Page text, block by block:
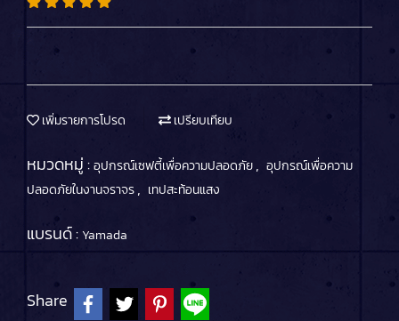
เพิ่มรายการโปรด เปรียบเทียบ
หมวดหมู่ :อุปกรณ์เซฟตี้เพื่อความปลอดภัย, อุปกรณ์เพื่อความ
ปลอดภัยในงานจราจร, เทปสะท้อนแสง
แบรนด์ : Yamada
Share